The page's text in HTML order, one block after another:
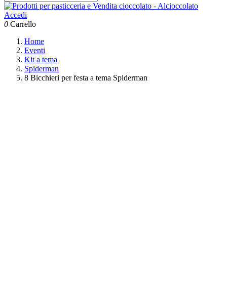
Accedi
0 Carrello
Home
Eventi
Kit a tema
Spiderman
8 Bicchieri per festa a tema Spiderman